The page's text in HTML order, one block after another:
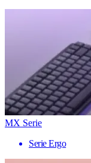
MX Serie
Serie Ergo